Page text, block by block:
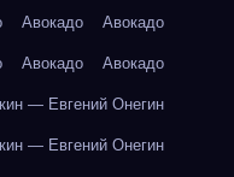
Авокадо Авокадо
Авокадо Авокадо
— Евгений Онегин
— Евгений Онегин